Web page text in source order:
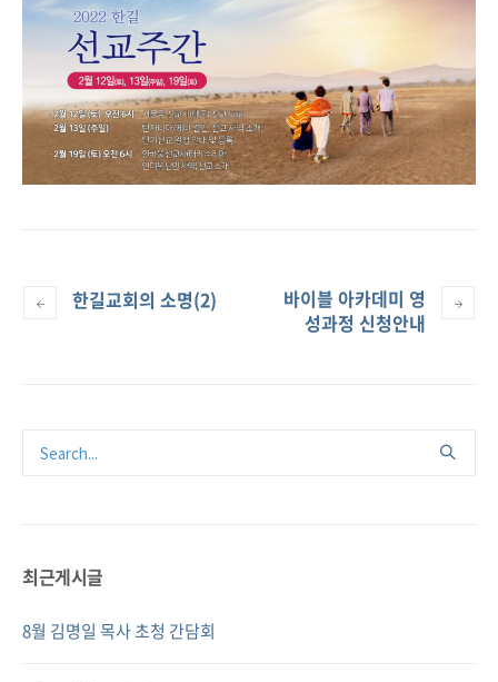
한길교회의 소명(2)
바이블 아카데미 영
성과정 신청안내
최근게시글
8월 김명일 목사 초청 간담회